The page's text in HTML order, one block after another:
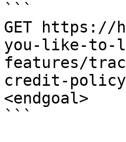
```
GET https://
you-like-to-
features/
credit-policy-
<endgoal>
```